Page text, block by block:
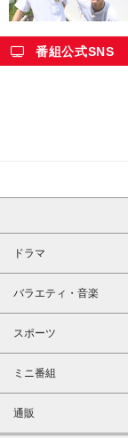
番組公式SNS
ドラマ
バラエティ・音楽
スポーツ
ミニ番組
通販